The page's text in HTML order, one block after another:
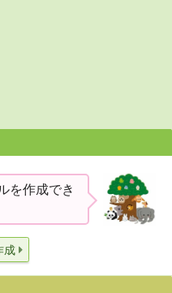
を作成でき
成